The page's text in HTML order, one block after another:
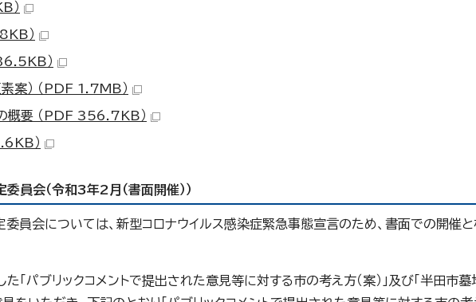
）
）
）
案） （PDF 1.7MB）
概要 （PDF 356.7KB）
）
員会（令和3年2月（書面開催））
員会については、新型コロナウイルス感染症緊急事態宣言のため、書面での開催と
た「パブリックコメントで提出された意見等に対する市の考え方（案）」及び「半田市